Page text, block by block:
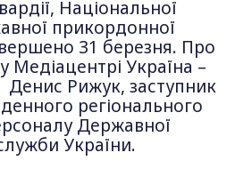
Національної
прикордонної
31 березня. Про
Медіацентрі Україна –
Денис Рижук, заступник
регіонального
Державної
України.